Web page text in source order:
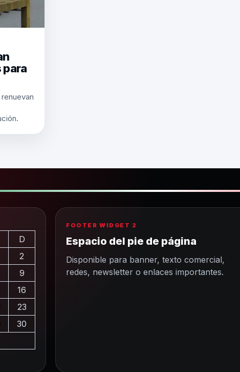
para
D
2
9
16
23
30
FOOTER WIDGET 2
Espacio del pie de página
Disponible para banner, texto comercial,
redes, newsletter o enlaces importantes.